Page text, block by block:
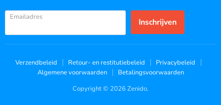
Emailadres Inschrijven
Verzendbeleid Retour- en restitutiebeleid
Privacybeleid
Algemene voorwaarden
Betalingsvoorwaarden
Copyright © 2026 Zenido.